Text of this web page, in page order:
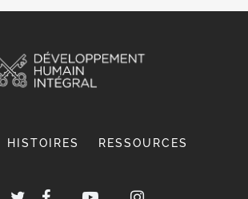
HISTOIRES RESSOURCES